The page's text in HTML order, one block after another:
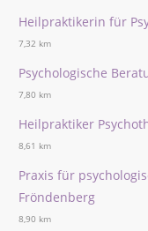
Heilpraktikerin für
7,32 km
Psychologische
7,80 km
Heilpraktiker
8,61 km
Praxis für
Fröndenberg
8,90 km